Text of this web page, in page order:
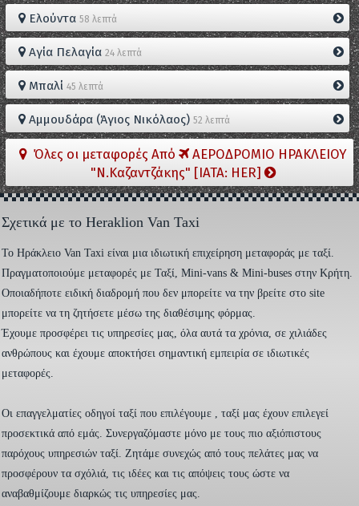
Ελούντα 58 λεπτά
Αγία Πελαγία 24 λεπτά
Μπαλί 45 λεπτά
Αμμουδάρα (Άγιος Νικόλαος) 52 λεπτά
Όλες οι μεταφορές Από
ΑΕΡΟΔΡΟΜΙΟ ΗΡΑΚΛΕΙΟΥ
"Ν.Καζαντζάκης" [IATA: HER]
Σχετικά με το Heraklion Van Taxi
To Ηράκλειο Van Taxi είναι μια ιδιωτική επιχείρηση μεταφοράς με ταξί.
Πραγματοποιούμε μεταφορές με Ταξί, Mini-vans & Mini-buses στην Κρήτη.
Οποιαδήποτε ειδική διαδρομή που δεν μπορείτε να την βρείτε στο site
μπορείτε να τη ζητήσετε μέσω της διαθέσιμης φόρμας.
Έχουμε προσφέρει τις υπηρεσίες μας, όλα αυτά τα χρόνια, σε χιλιάδες
ανθρώπους και έχουμε αποκτήσει σημαντική εμπειρία σε ιδιωτικές
μεταφορές.
Οι επαγγελματίες οδηγοί ταξί που επιλέγουμε , ταξί μας έχουν επιλεγεί
προσεκτικά από εμάς. Συνεργαζόμαστε μόνο με τους πιο αξιόπιστους
παρόχους υπηρεσιών ταξί. Ζητάμε συνεχώς από τους πελάτες μας να
προσφέρουν τα σχόλιά, τις ιδέες και τις απόψεις τους ώστε να
αναβαθμίζουμε διαρκώς τις υπηρεσίες μας.